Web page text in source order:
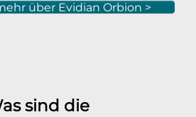
über Evidian Orbion >
sind die